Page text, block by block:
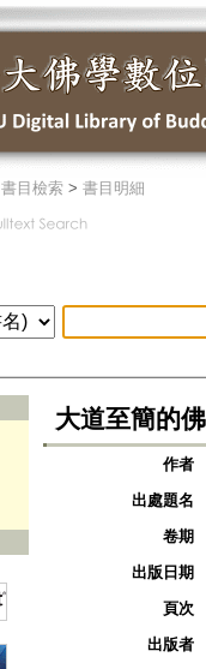
書目檢索 > 書目明細
大道至簡的
作者
出處題名
卷期
出版日期
頁次
出版者